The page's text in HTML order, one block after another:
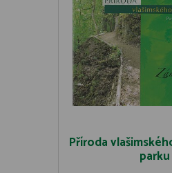
Příroda
parku